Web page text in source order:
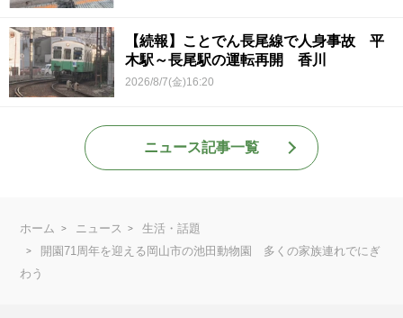
【続報】ことでん長尾線で人身事故 平
木駅～長尾駅の運転再開 香川
2026/8/7(金)16:20
ニュース記事一覧
ホーム ニュース
生活・話題
開園71周年を迎える岡山市の池田動物園 多くの家族連れでにぎ
わう